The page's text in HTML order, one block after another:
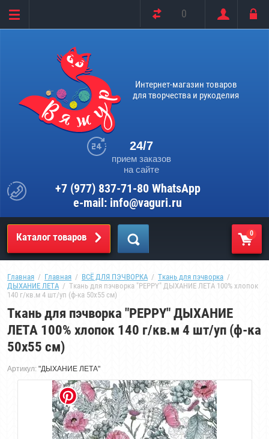
0
Интернет-магазин товаров
для творчества и рукоделия
24/7
прием заказов
на сайте
+7 (977) 837-71-80 WhatsApp
e-mail: info@vaguri.ru
Каталог товаров 0
Главная
  /
Главная
  /
ВСЁ ДЛЯ ПЭЧВОРКА
  /
Ткань для пэчворка
ДЫХАНИЕ ЛЕТА
  /  Ткань для пэчворка "PEPPY" ДЫХАНИЕ ЛЕТА 100% хлопок
140 г/кв.м 4 шт/уп (ф-ка 50x55 см)
Ткань для пэчворка "PEPPY" ДЫХАНИЕ
ЛЕТА 100% хлопок 140 г/кв.м 4 шт/уп (ф-ка
50x55 см)
Артикул: "ДЫХАНИЕ ЛЕТА"